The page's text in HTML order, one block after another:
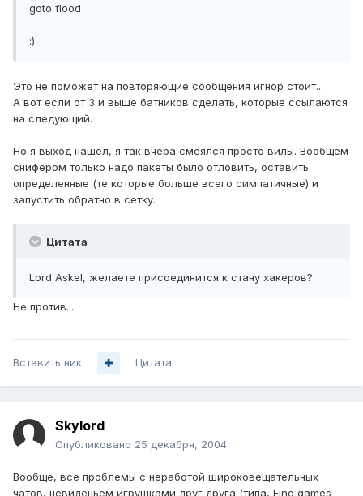
goto flood
:)
Это не поможет на повторяющие сообщения игнор стоит...
А вот если от 3 и выше батников сделать, которые ссылаются
на следующий.
Но я выход нашел, я так вчера смеялся просто вилы. Вообщем
снифером только надо пакеты было отловить, оставить
определенные (те которые больше всего симпатичные) и
запустить обратно в сетку.
Цитата
Lord Askel, желаете присоединится к стану хакеров?
Не против...
Вставить ник Цитата
Skylord
Опубликовано 25 декабря, 2004
Вообще, все проблемы с неработой широковещательных
чатов, невиденьем игрушками друг друга (типа, Find games -